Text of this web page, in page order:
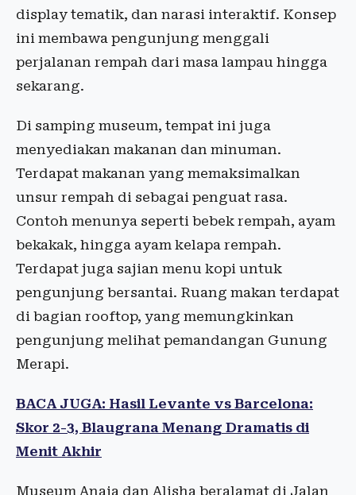
display tematik, dan narasi interaktif. Konsep
ini membawa pengunjung menggali
perjalanan rempah dari masa lampau hingga
sekarang.
Di samping museum, tempat ini juga
menyediakan makanan dan minuman.
Terdapat makanan yang memaksimalkan
unsur rempah di sebagai penguat rasa.
Contoh menunya seperti bebek rempah, ayam
bekakak, hingga ayam kelapa rempah.
Terdapat juga sajian menu kopi untuk
pengunjung bersantai. Ruang makan terdapat
di bagian rooftop, yang memungkinkan
pengunjung melihat pemandangan Gunung
Merapi.
BACA JUGA: Hasil Levante vs Barcelona:
Skor 2-3, Blaugrana Menang Dramatis di
Menit Akhir
Museum Anaia dan Alisha beralamat di Jalan